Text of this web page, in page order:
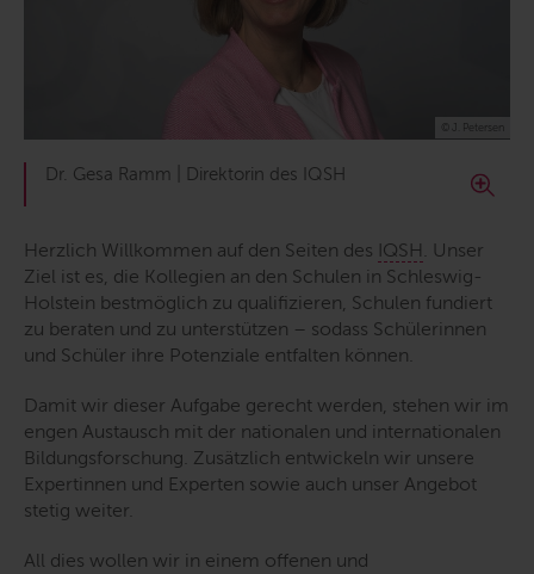
© J. Petersen
Dr. Gesa Ramm | Direktorin des IQSH
Herzlich Willkommen auf den Seiten des IQSH
. Unser
Ziel ist es, die Kollegien an den Schulen in Schleswig-
Holstein bestmöglich zu qualifizieren, Schulen fundiert
zu beraten und zu unterstützen – sodass Schülerinnen
und Schüler ihre Potenziale entfalten können.
Damit wir dieser Aufgabe gerecht werden, stehen wir im
engen Austausch mit der nationalen und internationalen
Bildungsforschung. Zusätzlich entwickeln wir unsere
Expertinnen und Experten sowie auch unser Angebot
stetig weiter.
All dies wollen wir in einem offenen und